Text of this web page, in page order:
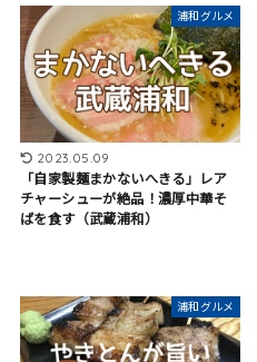
浦和グルメ
2023.05.09
「自家製麺まかないへきる」レア
チャーシューが絶品！濃厚中華そ
ばを食す（武蔵浦和）
浦和グルメ